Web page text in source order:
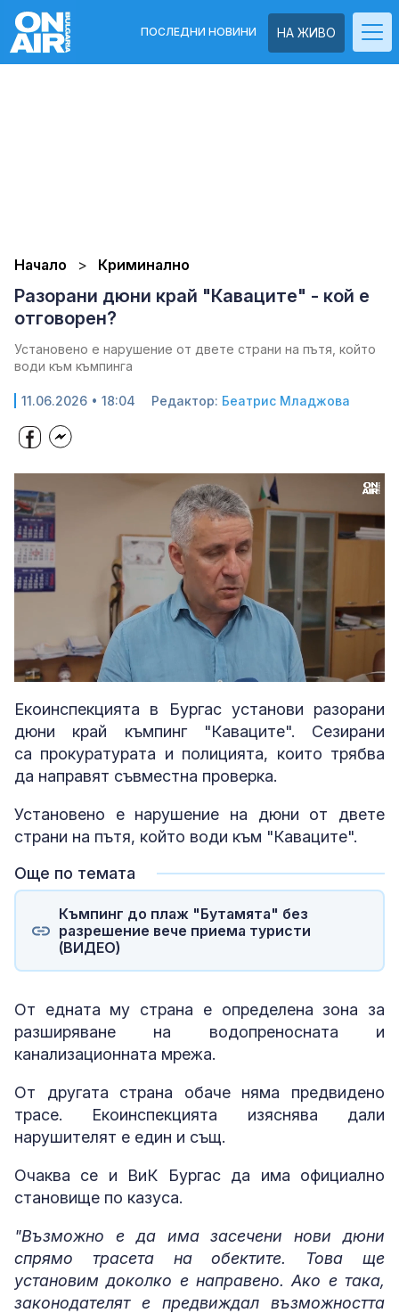
НА ЖИВО
ПОСЛЕДНИ НОВИНИ
Начало Криминално
Разорани дюни край "Каваците" - кой е
отговорен?
Установено е нарушение от двете страни на пътя, който
води към къмпинга
11.06.2026 • 18:04 Редактор: Беатрис Младжова
Unmute
:
100.00%
Екоинспекцията в Бургас установи разорани
дюни край къмпинг "Каваците". Сезирани
са прокуратурата и полицията, които трябва
да направят съвместна проверка.
Установено е нарушение на дюни от двете
страни на пътя, който води към "Каваците".
Още по темата
Къмпинг до плаж "Бутамята" без
разрешение вече приема туристи
(ВИДЕО)
От едната му страна е определена зона за
разширяване на водопреносната и
канализационната мрежа.
От другата страна обаче няма предвидено
трасе. Екоинспекцията изяснява дали
нарушителят е един и същ.
Очаква се и ВиК Бургас да има официално
становище по казуса.
"Възможно е да има засечени нови дюни
спрямо трасета на обектите. Това ще
установим доколко е направено. Ако е така,
законодателят е предвиждал възможността